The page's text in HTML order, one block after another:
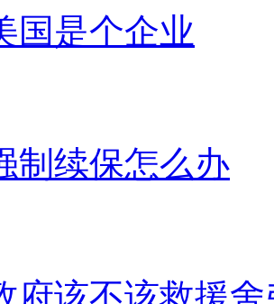
国是个企业
制续保怎么办